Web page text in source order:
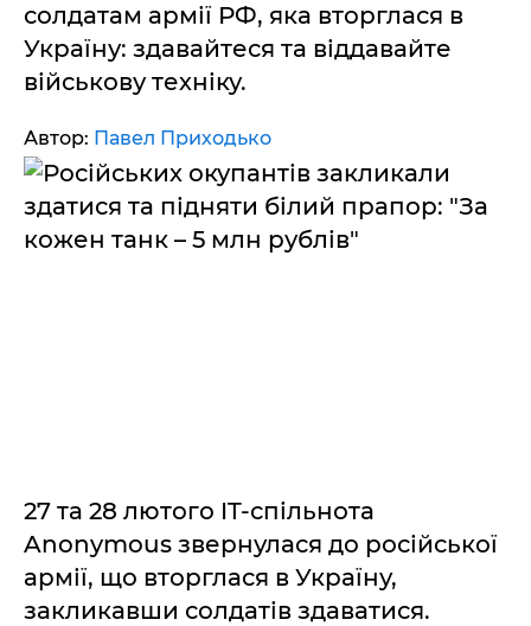
солдатам армії РФ, яка вторглася в
Україну: здавайтеся та віддавайте
військову техніку.
Автор: Павел Приходько
27 та 28 лютого IT-спільнота
Anonymous звернулася до російської
армії, що вторглася в Україну,
закликавши солдатів здаватися.